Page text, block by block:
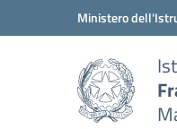
Vai ai contenuti
Vai al menu di navigazione
Ministero